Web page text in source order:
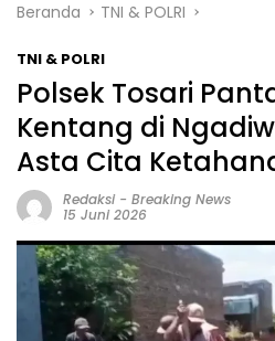
Beranda TNI & POLRI
TNI & POLRI
Polsek Tosari
Kentang di
Asta Cita
Redaksi- Breaking News
15 Juni 2026